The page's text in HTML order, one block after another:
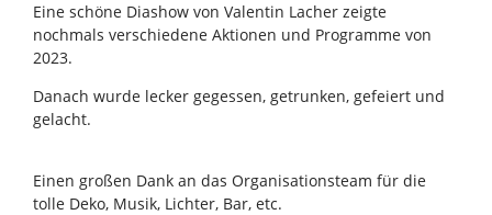
Eine schöne Diashow von Valentin Lacher zeigte
nochmals verschiedene Aktionen und Programme von
2023.
Danach wurde lecker gegessen, getrunken, gefeiert und
gelacht.
Einen großen Dank an das Organisationsteam für die
tolle Deko, Musik, Lichter, Bar, etc.